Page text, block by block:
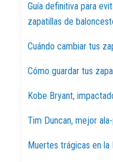
Guía definitiva para
zapatillas de
Cuándo cambiar tus
Cómo guardar tus
Kobe Bryant,
Tim Duncan, mejor
Muertes trágicas en la